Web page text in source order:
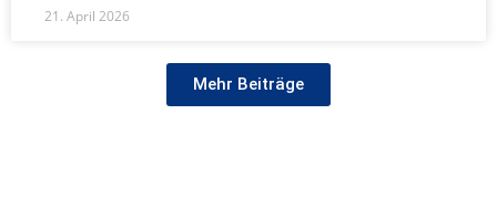
21. April 2026
Mehr Beiträge